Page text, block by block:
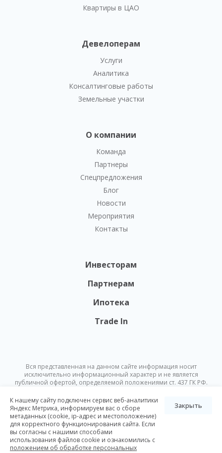
Квартиры в ЦАО
Девелоперам
Услуги
Аналитика
Консалтинговые работы
Земельные участки
О компании
Команда
Партнеры
Спецпредложения
Блог
Новости
Мероприятия
Контакты
Инвесторам
Партнерам
Ипотека
Trade In
Вся представленная на данном сайте информация носит
исключительно информационный характер и не является
публичной офертой, определяемой положениями ст. 437 ГК РФ.
изменена в любое время без предварительного уведомления.
© Nikoliers 2026
Положение об обработке персональных данных
Разработка Pictus
К нашему сайту подключен сервис веб-аналитики
Яндекс Метрика, информируем вас о сборе
метаданных (cookie, ip-адрес и местоположение)
для корректного функционирования сайта. Если
вы согласны с нашими способами
использования файлов cookie и ознакомились с
положением об обработке персональных
Закрыть